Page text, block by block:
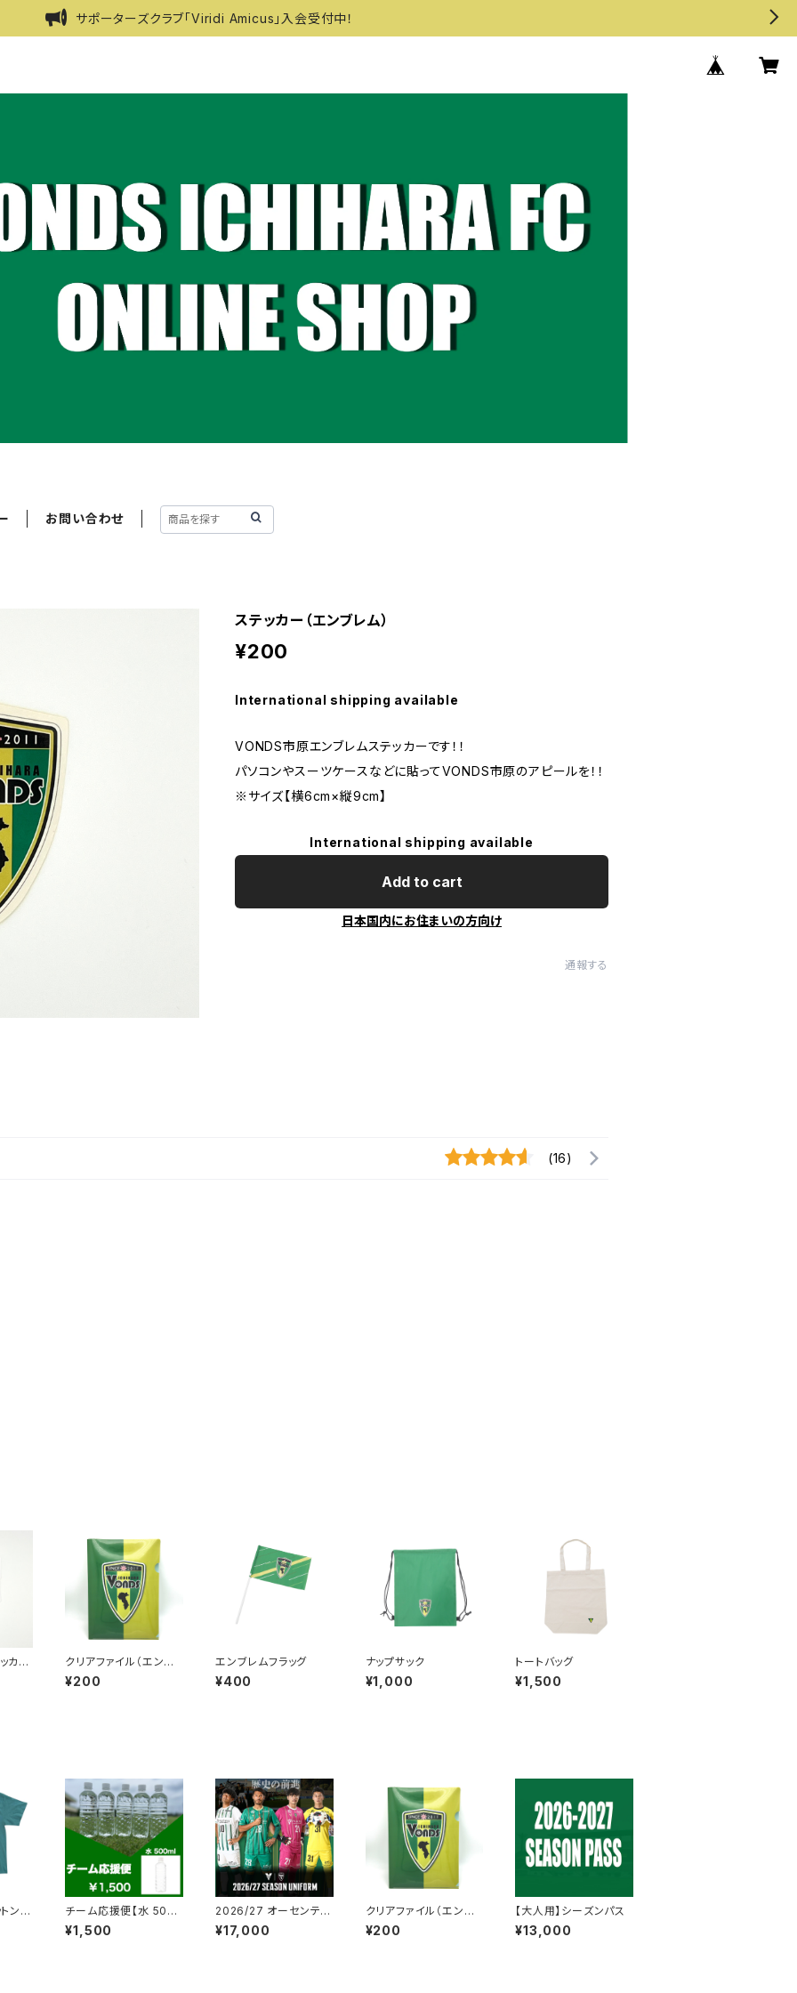
サポーターズクラブ「Viridi Amicus」入会受付中！
お問い合わせ
ステッカー（エンブレム）
¥200
International shipping available
VONDS市原エンブレムステッカーです！！
パソコンやスーツケースなどに貼ってVONDS市原のアピールを！！
※サイズ【横6cm×縦9cm】
International shipping available
Add to cart
日本国内にお住まいの方向け
通報する
(16)
カー
クリアファイル（エンブ
レム）
¥200
エンブレムフラッグ
¥400
ナップサック
¥1,000
トートバッグ
¥1,500
ンT
チーム応援便【水 500
ml×24本】
¥1,500
2026/27 オーセンティ
ックユニフォーム
¥17,000
クリアファイル（エンブ
レム）
¥200
【大人用】シーズンパス
¥13,000